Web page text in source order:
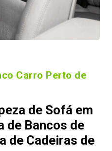
Carro Perto de
de Sofá em
de Bancos de
de Cadeiras de